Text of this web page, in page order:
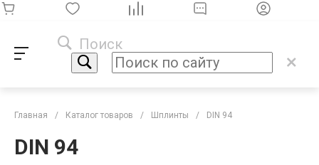
Поиск
Главная / Каталог товаров / Шплинты / DIN 94
DIN 94